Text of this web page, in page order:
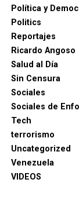
Política y
Politics
Reportajes
Ricardo Angoso
Salud al Día
Sin Censura
Sociales
Sociales de
Tech
terrorismo
Uncategorized
Venezuela
VIDEOS